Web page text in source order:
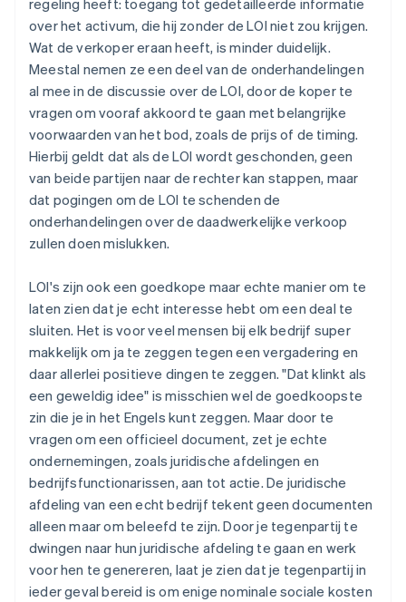
over het activum, die hij zonder de LOI niet zou krijgen.
Wat de verkoper eraan heeft, is minder duidelijk.
Meestal nemen ze een deel van de onderhandelingen
al mee in de discussie over de LOI, door de koper te
vragen om vooraf akkoord te gaan met belangrijke
voorwaarden van het bod, zoals de prijs of de timing.
Hierbij geldt dat als de LOI wordt geschonden, geen
van beide partijen naar de rechter kan stappen, maar
dat pogingen om de LOI te schenden de
onderhandelingen over de daadwerkelijke verkoop
zullen doen mislukken.
LOI's zijn ook een goedkope maar echte manier om te
laten zien dat je echt interesse hebt om een deal te
sluiten. Het is voor veel mensen bij elk bedrijf super
makkelijk om ja te zeggen tegen een vergadering en
daar allerlei positieve dingen te zeggen. "Dat klinkt als
een geweldig idee" is misschien wel de goedkoopste
zin die je in het Engels kunt zeggen. Maar door te
vragen om een officieel document, zet je echte
ondernemingen, zoals juridische afdelingen en
bedrijfsfunctionarissen, aan tot actie. De juridische
afdeling van een echt bedrijf tekent geen documenten
alleen maar om beleefd te zijn. Door je tegenpartij te
dwingen naar hun juridische afdeling te gaan en werk
voor hen te genereren, laat je zien dat je tegenpartij in
ieder geval bereid is om enige nominale sociale kosten